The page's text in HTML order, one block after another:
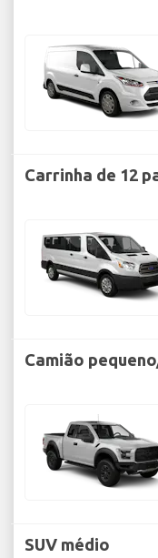
Carrinha de 12
Camião
SUV médio